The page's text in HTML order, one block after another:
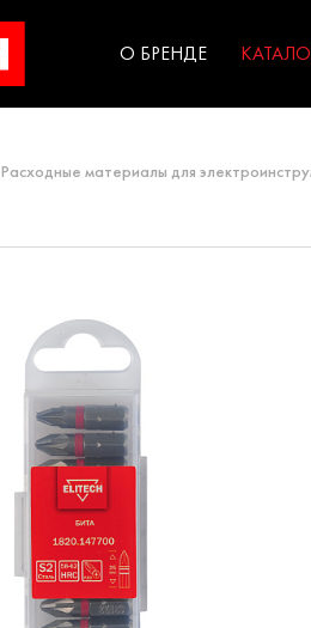
О БРЕНДЕ
Расходные материалы для